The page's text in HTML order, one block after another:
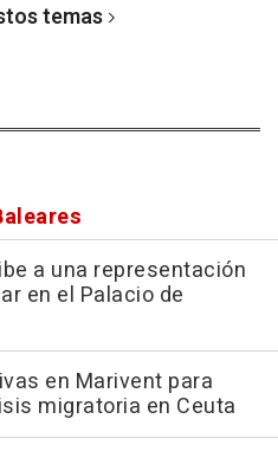
temas
a una representación
en el Palacio de
en Marivent para
migratoria en Ceuta